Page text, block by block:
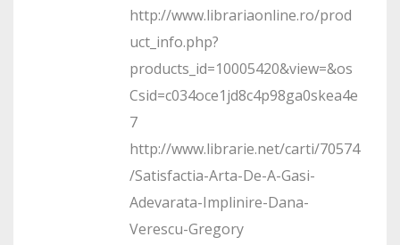
http://www.librariaonline.ro/prod
uct_info.php?
products_id=10005420&view=&os
Csid=c034oce1jd8c4p98ga0skea4e
7
http://www.librarie.net/carti/70574
/Satisfactia-Arta-De-A-Gasi-
Adevarata-Implinire-Dana-
Verescu-Gregory